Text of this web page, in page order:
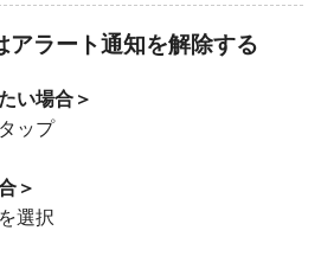
アラート通知を解除する
い場合＞
ップ
＞
選択